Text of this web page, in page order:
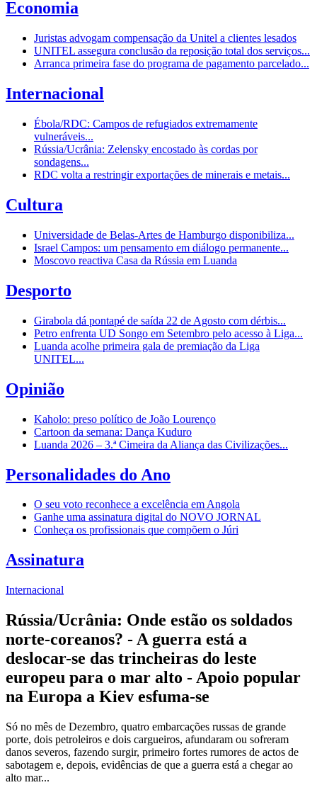
Economia
Juristas advogam compensação da Unitel a clientes lesados
UNITEL assegura conclusão da reposição total dos serviços...
Arranca primeira fase do programa de pagamento parcelado...
Internacional
Ébola/RDC: Campos de refugiados extremamente
vulneráveis...
Rússia/Ucrânia: Zelensky encostado às cordas por
sondagens...
RDC volta a restringir exportações de minerais e metais...
Cultura
Universidade de Belas-Artes de Hamburgo disponibiliza...
Israel Campos: um pensamento em diálogo permanente...
Moscovo reactiva Casa da Rússia em Luanda
Desporto
Girabola dá pontapé de saída 22 de Agosto com dérbis...
Petro enfrenta UD Songo em Setembro pelo acesso à Liga...
Luanda acolhe primeira gala de premiação da Liga
UNITEL...
Opinião
Kaholo: preso político de João Lourenço
Cartoon da semana: Dança Kuduro
Luanda 2026 – 3.ª Cimeira da Aliança das Civilizações...
Personalidades do Ano
O seu voto reconhece a excelência em Angola
Ganhe uma assinatura digital do NOVO JORNAL
Conheça os profissionais que compõem o Júri
Assinatura
Internacional
Rússia/Ucrânia: Onde estão os soldados
norte-coreanos? - A guerra está a
deslocar-se das trincheiras do leste
europeu para o mar alto - Apoio popular
na Europa a Kiev esfuma-se
Só no mês de Dezembro, quatro embarcações russas de grande
porte, dois petroleiros e dois cargueiros, afundaram ou sofreram
danos severos, fazendo surgir, primeiro fortes rumores de actos de
sabotagem e, depois, evidências de que a guerra está a chegar ao
alto mar...